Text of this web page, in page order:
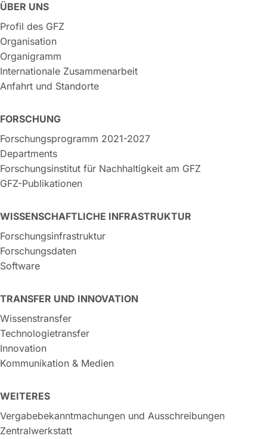
ÜBER UNS
Profil des GFZ
Organisation
Organigramm
Internationale Zusammenarbeit
Anfahrt und Standorte
FORSCHUNG
Forschungsprogramm 2021-2027
Departments
Forschungsinstitut für Nachhaltigkeit am GFZ
GFZ-Publikationen
WISSENSCHAFTLICHE INFRASTRUKTUR
Forschungsinfrastruktur
Forschungsdaten
Software
TRANSFER UND INNOVATION
Wissenstransfer
Technologietransfer
Innovation
Kommunikation & Medien
WEITERES
Vergabebekanntmachungen und Ausschreibungen
Zentralwerkstatt